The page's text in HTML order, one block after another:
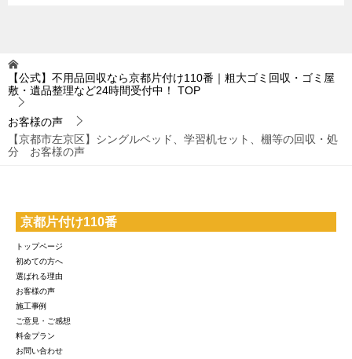
【公式】不用品回収なら京都片付け110番｜粗大ゴミ回収・ゴミ屋
敷・遺品整理など24時間受付中！
TOP
お客様の声
【京都市左京区】シングルベッド、学習机セット、棚等の回収・処
分 お客様の声
京都片付け110番
トップページ
初めての方へ
選ばれる理由
お客様の声
施工事例
ご意見・ご感想
料金プラン
お問い合わせ